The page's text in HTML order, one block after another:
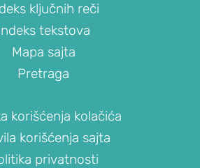
ključnih reči
tekstova
Mapa sajta
Pretraga
korišćenja kolačića
korišćenja sajta
privatnosti